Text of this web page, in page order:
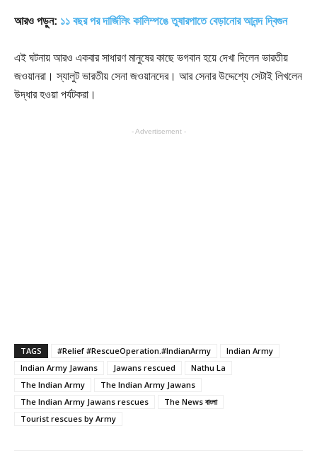
আরও পড়ুন: ১১ বছর পর দার্জিলিং কালিম্পঙে তুষারপাতে বেড়ানোর আনন্দ দ্বিগুন
এই ঘটনায় আরও একবার সাধারণ মানুষের কাছে ভগবান হয়ে দেখা দিলেন ভারতীয়
জওয়ানরা। স্যালুট ভারতীয় সেনা জওয়ানদের। আর সেনার উদ্দেশ্যে সেটাই লিখলেন
উদ্ধার হওয়া পর্যটকরা।
- Advertisement -
TAGS #Relief #RescueOperation.#IndianArmy
Indian Army
Indian Army Jawans
Jawans rescued
Nathu La
The Indian Army
The Indian Army Jawans
The Indian Army Jawans rescues
The News বাংলা
Tourist rescues by Army